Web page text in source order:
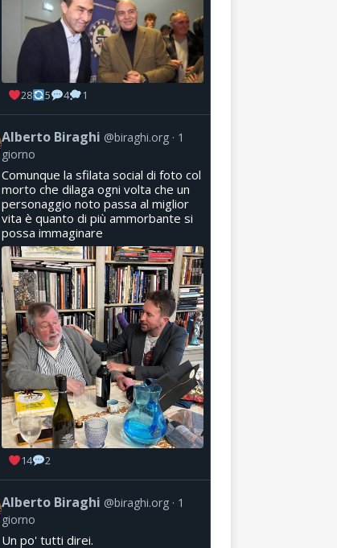
28 5 4 1
Alberto Biraghi @biraghi.org
1
giorno
Comunque la sfilata social di foto col
morto che dilaga ogni volta che un
personaggio noto passa al miglior
vita è quanto di più ammorbante si
possa immaginare
14 2
Alberto Biraghi @biraghi.org
1
giorno
Un po' tutti direi.